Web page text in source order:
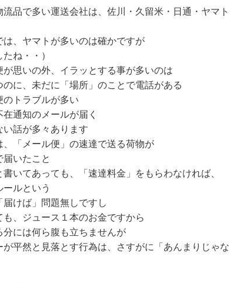
品で多い運送会社は、佐川・久留米・日通・ヤマト
、ヤマトが多いのは確かですが
ね・・）
思いの外、イラッとする事が多いのは
のに、未だに「場所」のことで電話がある
のトラブルが多い
通知のメールが届く
話が多々あります
「メール便」の速達で送る荷物が
いたこと
いてあっても、「速達料金」をもらわなければ、
ールという
けば」問題無しですし
、ジュース１本のお金ですから
には何ら腹も立ちませんが
平然と見落とす行為は、さすがに「あんまりじゃな